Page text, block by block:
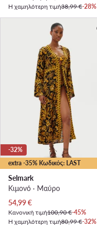
Η χαμηλότερη τιμή38,99 €-28%
extra -35% Κωδικός: LAST
-32%
Selmark
Κιμονό · Μαύρο
Τρέχουσα τιμή
54,99€
Κανονική τιμή100,90 €-45%
Η χαμηλότερη τιμή80,99 €-32%